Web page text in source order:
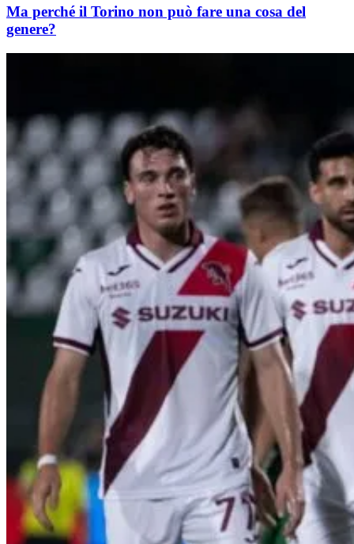
Ma perché il Torino non può fare una cosa del
genere?